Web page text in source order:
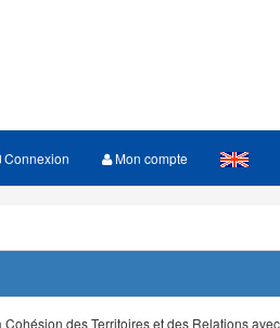
Connexion Mon compte
des Territoires et des Relations